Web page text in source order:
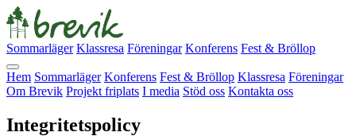
Sommarläger Klassresa Föreningar Konferens Fest & Bröllop
Hem Sommarläger Konferens Fest & Bröllop Klassresa Föreningar
Om Brevik Projekt friplats I media Stöd oss Kontakta oss
Integritetspolicy